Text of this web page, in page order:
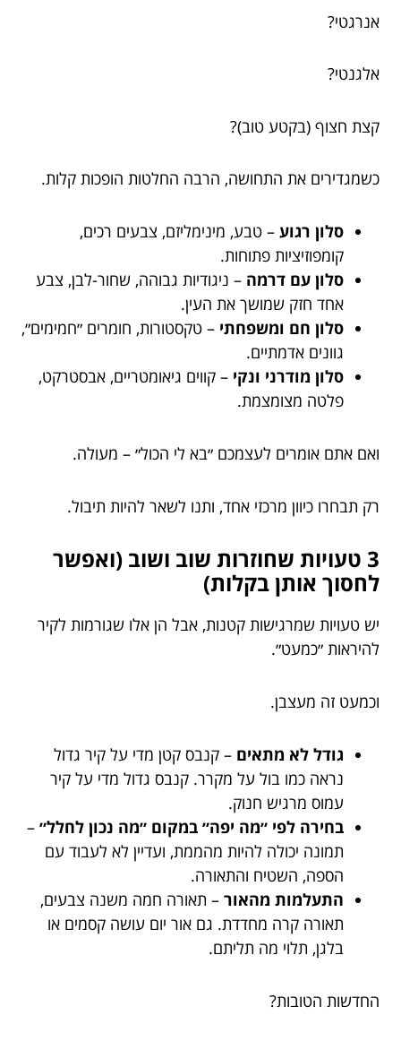
אנרגטי?
אלגנטי?
קצת חצוף (בקטע טוב)?
כשמגדירים את התחושה, הרבה החלטות הופכות קלות.
סלון רגוע – טבע, מינימליזם, צבעים רכים,
קומפוזיציות פתוחות.
סלון עם דרמה – ניגודיות גבוהה, שחור-לבן, צבע
אחד חזק שמושך את העין.
סלון חם ומשפחתי – טקסטורות, חומרים ״חמימים״,
גוונים אדמתיים.
סלון מודרני ונקי – קווים גיאומטריים, אבסטרקט,
פלטה מצומצמת.
ואם אתם אומרים לעצמכם ״בא לי הכול״ – מעולה.
רק תבחרו כיוון מרכזי אחד, ותנו לשאר להיות תיבול.
3 טעויות שחוזרות שוב ושוב (ואפשר
לחסוך אותן בקלות)
יש טעויות שמרגישות קטנות, אבל הן אלו שגורמות לקיר
להיראות ״כמעט״.
וכמעט זה מעצבן.
גודל לא מתאים – קנבס קטן מדי על קיר גדול
נראה כמו בול על מקרר. קנבס גדול מדי על קיר
עמוס מרגיש חנוק.
בחירה לפי ״מה יפה״ במקום ״מה נכון לחלל״ –
תמונה יכולה להיות מהממת, ועדיין לא לעבוד עם
הספה, השטיח והתאורה.
התעלמות מהאור – תאורה חמה משנה צבעים,
תאורה קרה מחדדת. גם אור יום עושה קסמים או
בלגן, תלוי מה תליתם.
החדשות הטובות?